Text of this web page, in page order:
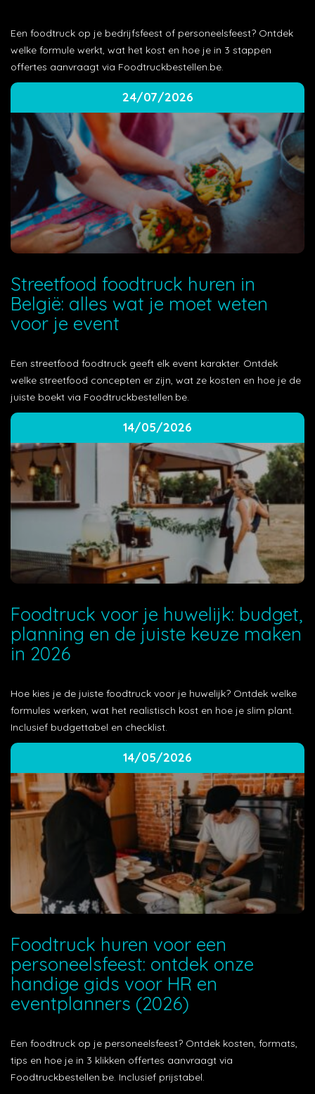
Een foodtruck op je bedrijfsfeest of personeelsfeest? Ontdek
welke formule werkt, wat het kost en hoe je in 3 stappen
offertes aanvraagt via Foodtruckbestellen.be.
24/07/2026
Streetfood foodtruck huren in
België: alles wat je moet weten
voor je event
Een streetfood foodtruck geeft elk event karakter. Ontdek
welke streetfood concepten er zijn, wat ze kosten en hoe je de
juiste boekt via Foodtruckbestellen.be.
14/05/2026
Foodtruck voor je huwelijk: budget,
planning en de juiste keuze maken
in 2026
Hoe kies je de juiste foodtruck voor je huwelijk? Ontdek welke
formules werken, wat het realistisch kost en hoe je slim plant.
Inclusief budgettabel en checklist.
14/05/2026
Foodtruck huren voor een
personeelsfeest: ontdek onze
handige gids voor HR en
eventplanners (2026)
Een foodtruck op je personeelsfeest? Ontdek kosten, formats,
tips en hoe je in 3 klikken offertes aanvraagt via
Foodtruckbestellen.be. Inclusief prijstabel.